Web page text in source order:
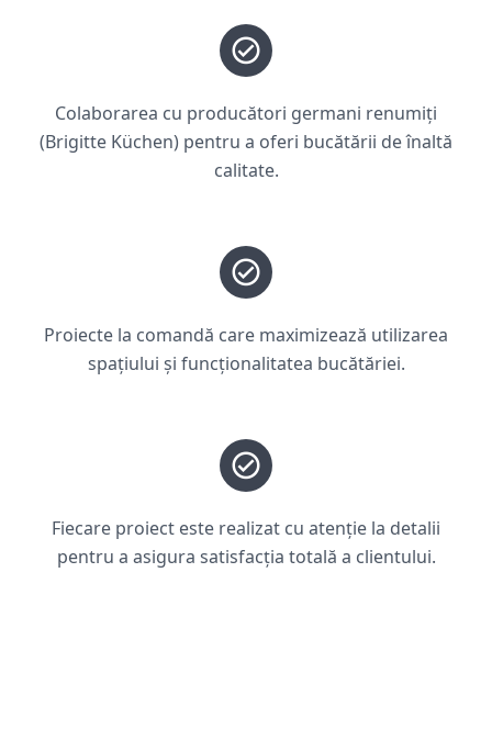
Colaborarea cu producători germani renumiți
(Brigitte Küchen) pentru a oferi bucătării de înaltă
calitate.
Proiecte la comandă care maximizează utilizarea
spațiului și funcționalitatea bucătăriei.
Fiecare proiect este realizat cu atenție la detalii
pentru a asigura satisfacția totală a clientului.